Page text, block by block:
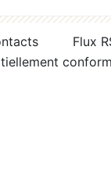
Flux